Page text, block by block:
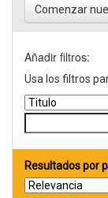
Comenzar
Añadir filtros:
Usa los filtros
Resultados por